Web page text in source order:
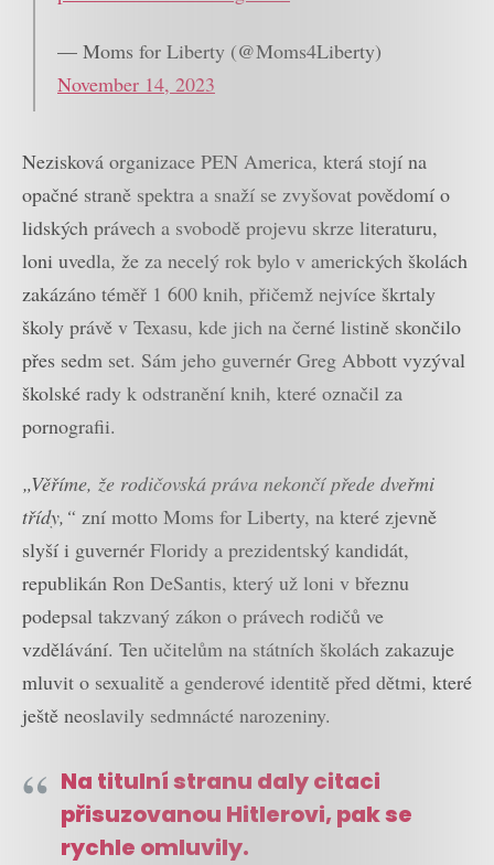
— Moms for Liberty (@Moms4Liberty)
November 14, 2023
Nezisková organizace PEN America, která stojí na
opačné straně spektra a snaží se zvyšovat povědomí o
lidských právech a svobodě projevu skrze literaturu,
loni uvedla, že za necelý rok bylo v amerických školách
zakázáno téměř 1 600 knih, přičemž nejvíce škrtaly
školy právě v Texasu, kde jich na černé listině skončilo
přes sedm set. Sám jeho guvernér Greg Abbott vyzýval
školské rady k odstranění knih, které označil za
pornografii.
„Věříme, že rodičovská práva nekončí přede dveřmi
třídy,“ zní motto Moms for Liberty, na které zjevně
slyší i guvernér Floridy a prezidentský kandidát,
republikán Ron DeSantis, který už loni v březnu
podepsal takzvaný zákon o právech rodičů ve
vzdělávání. Ten učitelům na státních školách zakazuje
mluvit o sexualitě a genderové identitě před dětmi, které
ještě neoslavily sedmnácté narozeniny.
Na titulní stranu daly citaci
přisuzovanou Hitlerovi, pak se
rychle omluvily.